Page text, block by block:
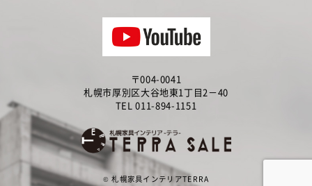
〒004-0041
札幌市厚別区大谷地東1丁目2－40
TEL 011-894-1151
©札幌家具インテリアTERRA